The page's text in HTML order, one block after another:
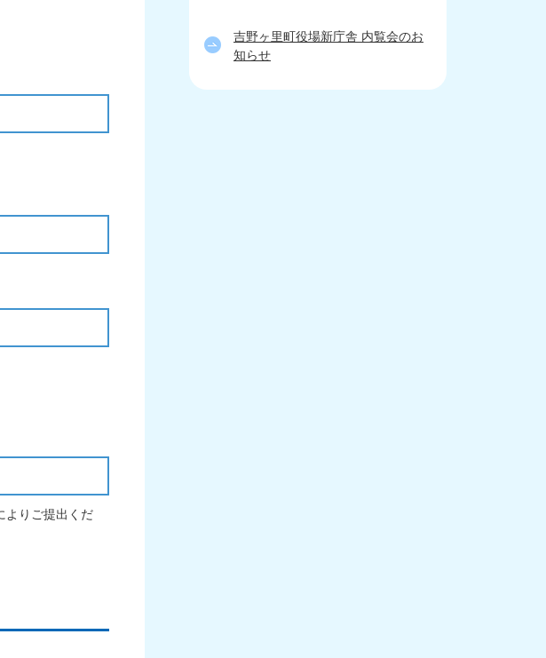
よりご提出くだ
吉野ヶ里町役場新庁舎 内覧会のお
知らせ